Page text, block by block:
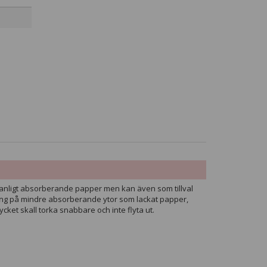
absorberande papper men kan även som tillval
på mindre absorberande ytor som lackat papper,
skall torka snabbare och inte flyta ut.